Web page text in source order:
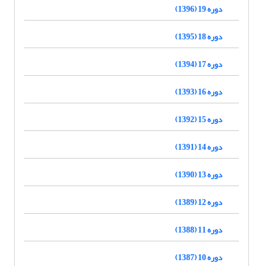
دوره 19 (1396)
دوره 18 (1395)
دوره 17 (1394)
دوره 16 (1393)
دوره 15 (1392)
دوره 14 (1391)
دوره 13 (1390)
دوره 12 (1389)
دوره 11 (1388)
دوره 10 (1387)